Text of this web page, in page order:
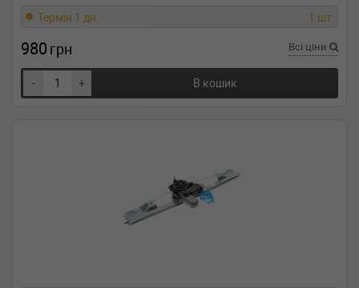
Термін 1 дн. 1 шт.
980 грн Всі ціни
- + В кошик